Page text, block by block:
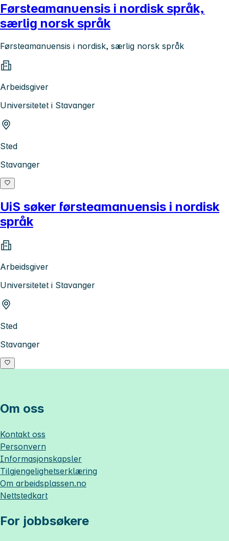
Førsteamanuensis i nordisk språk,
særlig norsk språk
Førsteamanuensis i nordisk, særlig norsk språk
Arbeidsgiver
Universitetet i Stavanger
Sted
Stavanger
UiS søker førsteamanuensis i nordisk
språk
Arbeidsgiver
Universitetet i Stavanger
Sted
Stavanger
Om oss
Kontakt oss
Personvern
Informasjonskapsler
Tilgjengelighetserklæring
Om arbeidsplassen.no
Nettstedkart
For jobbsøkere